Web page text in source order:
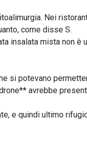
Nei
come disse S.
insalata mista non è
si potevano
avrebbe
e quindi ultimo